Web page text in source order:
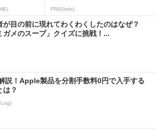
PR(IIJmio)
が目の前に現れてわくわくしたのはなぜ？
ガメのスープ」クイズに挑戦！...
説！Apple製品を分割手数料0円で入手する
は？
Log)